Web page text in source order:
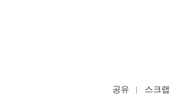
공유 스크랩